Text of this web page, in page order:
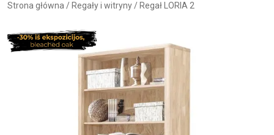
Strona główna / Regały i witryny / Regał LORIA 2